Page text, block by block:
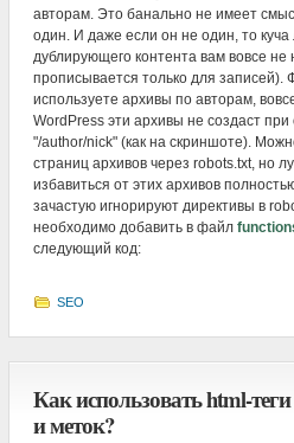
авторам. Это банально не имеет
один. И даже если он не один, то
дублирующего контента вам вовсе не
прописывается только для записей).
используете архивы по авторам,
WordPress эти архивы не создаст
"/author/nick" (как на скриншоте).
страниц архивов через robots.txt, но
избавиться от этих архивов
зачастую игнорируют директивы в
необходимо добавить в файл
следующий код:
SEO
Как использовать html-
и меток?